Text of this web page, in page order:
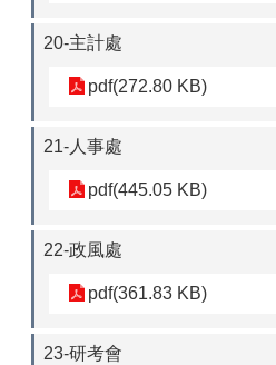
20-主計處
pdf(272.80 KB)
21-人事處
pdf(445.05 KB)
22-政風處
pdf(361.83 KB)
23-研考會